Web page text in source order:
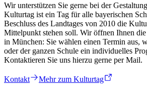
Wir unterstützen Sie gerne bei der
Kulturtag ist ein Tag für alle bayerischen
Beschluss des Landtages von 2010 die
Mittelpunkt stehen soll. Wir öffnen Ihnen
in München: Sie wählen einen Termin aus,
oder der ganzen Schule ein individuelles
Kontaktieren Sie uns hierzu gerne per Mail.
Kontakt Mehr zum Kulturtag